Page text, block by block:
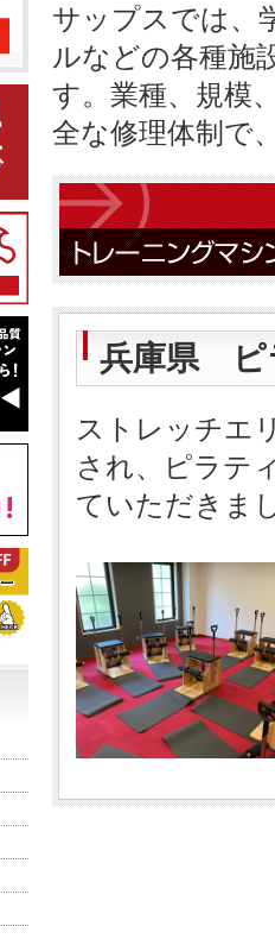
サップスでは、
ルなどの各種施
す。業種、規模
全な修理体制で
兵庫県 ピ
ストレッチエ
され、ピラテ
ていただきま